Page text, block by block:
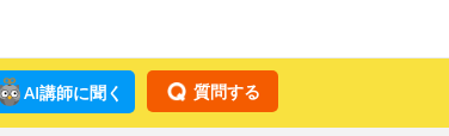
質問する
AI講師に聞く